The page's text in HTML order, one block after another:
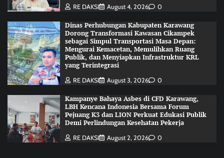
RE DAKSI August 4, 2026 0
Dinas Perhubungan Kabupaten Karawang
Dorong Transformasi Kawasan Cikampek
sebagai Simpul Transportasi Masa Depan:
Mengurai Kemacetan, Memulihkan Ruang
Publik, dan Menyiapkan Infrastruktur KRL
yang Terintegrasi
RE DAKSI August 3, 2026 0
Kampanye Bahaya Asbes di CFD Karawang,
LBH Kencana Indonesia Bersama Forum
Pejuang K3 dan LION Perkuat Edukasi Publik
Demi Perlindungan Kesehatan Pekerja
RE DAKSI August 2, 2026 0